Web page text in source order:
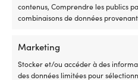
contenus, Comprendre les publics
combinaisons de données
Marketing
Stocker et/ou accéder à des
des données limitées pour